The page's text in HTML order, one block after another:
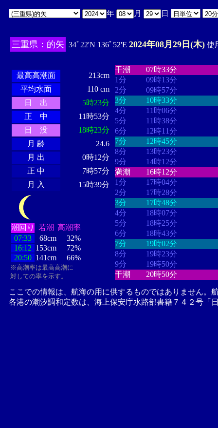
年 月 日
三重県：的矢 34ﾟ22'N 136ﾟ52'E 2024年08月29日(木) 使
最高高潮面
213cm
平均水面
110 cm
日 出
5時23分
正 中
11時53分
日 没
18時23分
月 齢
24.6
月 出
0時12分
正 中
7時57分
月 入
15時39分
潮回り 若潮 高潮率
07:33
68cm
32%
16:12 153cm
72%
20:50 141cm 66%
※高潮率は最高高潮に
対しての率を示す。
干潮
07時33分
1分
09時13分
2分
09時57分
3分
10時33分
4分
11時06分
5分
11時38分
6分
12時11分
7分
12時45分
8分
13時23分
9分
14時12分
満潮
16時12分
1分
17時04分
2分
17時28分
3分
17時48分
4分
18時07分
5分
18時25分
6分
18時43分
7分
19時02分
8分
19時23分
9分
19時50分
干潮
20時50分
ここでの情報は、航海の用に供するものではありません。
各港の潮汐調和定数は、海上保安庁水路部書籍７４２号「